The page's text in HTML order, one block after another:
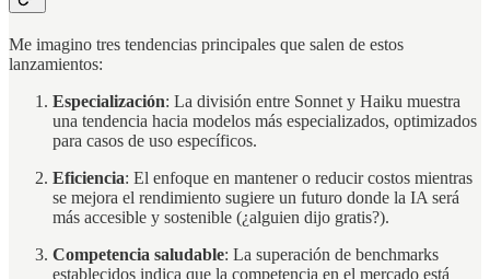
Me imagino tres tendencias principales que salen de estos
lanzamientos:
Especialización: La división entre Sonnet y Haiku muestra
una tendencia hacia modelos más especializados, optimizados
para casos de uso específicos.
Eficiencia: El enfoque en mantener o reducir costos mientras
se mejora el rendimiento sugiere un futuro donde la IA será
más accesible y sostenible (¿alguien dijo gratis?).
Competencia saludable: La superación de benchmarks
establecidos indica que la competencia en el mercado está